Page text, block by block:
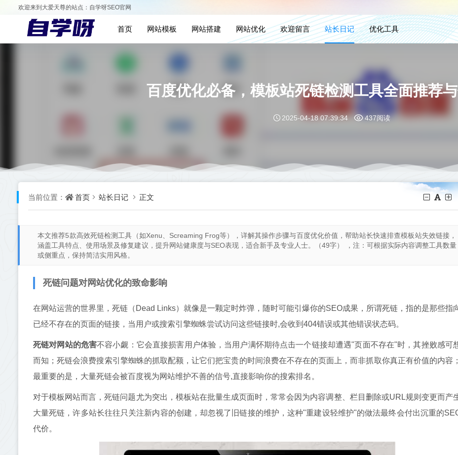
欢迎来到大爱天尊的站点：自学呀SEO官网
首页 网站模板 网站搭建 网站优化 欢迎留言 站长日记 优化工具
百度优化必备，模板站死链检测工具全面推荐
2025-04-18 07:39:34 437阅读
当前位置： 首页 站长日记 正文
本文推荐5款高效死链检测工具（如Xenu、Screaming Frog等），详解其操作步骤与百度优化价值，帮助站长快速排查模板站失效链接，
涵盖工具特点、使用场景及修复建议，提升网站健康度与SEO表现，适合新手及专业人士。（49字） ，注：可根据实际内容调整工具数量
或侧重点，保持简洁实用风格。
死链问题对网站优化的致命影响
在网站运营的世界里，死链（Dead Links）就像是一颗定时炸弹，随时可能引爆你的SEO成果，所谓死链，指的是那些指
已经不存在的页面的链接，当用户或搜索引擎蜘蛛尝试访问这些链接时,会收到404错误或其他错误状态码。
死链对网站的危害不容小觑：它会直接损害用户体验，当用户满怀期待点击一个链接却遭遇"页面不存在"时，其挫败感可
而知；死链会浪费搜索引擎蜘蛛的抓取配额，让它们把宝贵的时间浪费在不存在的页面上，而非抓取你真正有价值的内容；
最重要的是，大量死链会被百度视为网站维护不善的信号,直接影响你的搜索排名。
对于模板网站而言，死链问题尤为突出，模板站在批量生成页面时，常常会因为内容调整、栏目删除或URL规则变更而产
大量死链，许多站长往往只关注新内容的创建，却忽视了旧链接的维护，这种"重建设轻维护"的做法最终会付出沉重的
代价。